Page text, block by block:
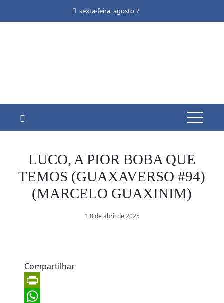
sexta-feira, agosto 7
LUCO, A PIOR BOBA QUE
TEMOS (GUAXAVERSO #94)
(MARCELO GUAXINIM)
8 de abril de 2025
Compartilhar
PrintFriendly